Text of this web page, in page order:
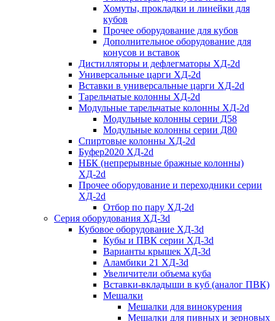
Хомуты, прокладки и линейки для
кубов
Прочее оборудование для кубов
Дополнительное оборудование для
конусов и вставок
Дистилляторы и дефлегматоры ХД-2d
Универсальные царги ХД-2d
Вставки в универсальные царги ХД-2d
Тарельчатые колонны ХД-2d
Модульные тарельчатые колонны ХД-2d
Модульные колонны серии Д58
Модульные колонны серии Д80
Спиртовые колонны ХД-2d
Буфер2020 ХД-2d
НБК (непрерывные бражные колонны)
ХД-2d
Прочее оборудование и переходники серии
ХД-2d
Отбор по пару ХД-2d
Серия оборудования ХД-3d
Кубовое оборудование ХД-3d
Кубы и ПВК серии ХД-3d
Варианты крышек ХД-3d
Аламбики 21 ХД-3d
Увеличители объема куба
Вставки-вкладыши в куб (аналог ПВК)
Мешалки
Мешалки для винокурения
Мешалки для пивных и зерновых